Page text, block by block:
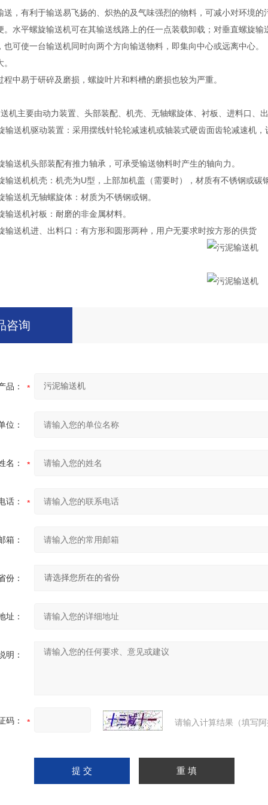
送，有利于输送易飞扬的、炽热的及气味强烈的物料，可减小对环境
。水平螺旋输送机可在其输送线路上的任一点装载卸载；对垂直螺旋
也可使一台输送机同时向两个方向输送物料，即集向中心或远离中心。
程中易于研碎及磨损，螺旋叶片和料槽的磨损也较为严重。
机主要由动力装置、头部装配、机壳、无轴螺旋体、衬板、进料口、
输送机驱动装置：采用摆线针轮轮减速机或轴装式硬齿面齿轮减速机
输送机头部装配有推力轴承，可承受输送物料时产生的轴向力。
输送机机壳：机壳为U型，上部加机盖（需要时），材质有不锈钢或碳
输送机无轴螺旋体：材质为不锈钢或钢。
输送机衬板：耐磨的非金属材料。
输送机进、出料口：有方形和圆形两种，用户无要求时按方形的供货
咨询
品：
位：
名：
话：
箱：
份：
址：
明：
码： 请输入计算结果（填写